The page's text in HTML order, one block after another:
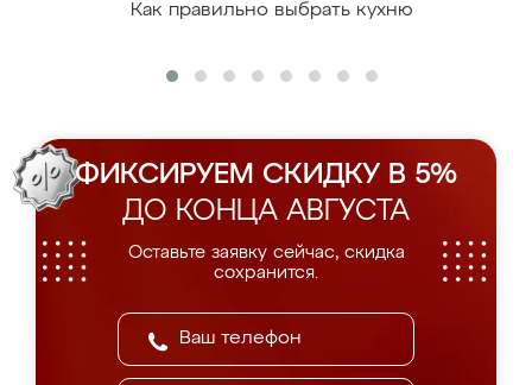
Как правильно выбрать кухню
ФИКСИРУЕМ СКИДКУ В 5%
ДО КОНЦА АВГУСТА
Оставьте заявку сейчас, скидка
сохранится.